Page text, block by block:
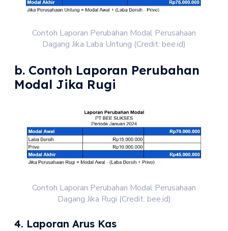
Contoh Laporan Perubahan Modal Perusahaan
Dagang Jika Laba Untung (Credit: bee.id)
b. Contoh Laporan Perubahan
Modal Jika Rugi
Contoh Laporan Perubahan Modal Perusahaan
Dagang Jika Rugi (Credit: bee.id)
4. Laporan Arus Kas